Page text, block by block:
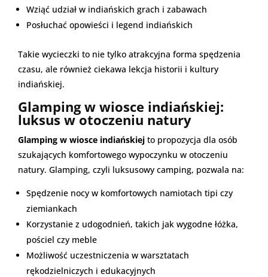
Wziąć udział w indiańskich grach i zabawach
Posłuchać opowieści i legend indiańskich
Takie wycieczki to nie tylko atrakcyjna forma spędzenia
czasu, ale również ciekawa lekcja historii i kultury
indiańskiej.
Glamping w wiosce indiańskiej:
luksus w otoczeniu natury
Glamping w wiosce indiańskiej to propozycja dla osób
szukających komfortowego wypoczynku w otoczeniu
natury. Glamping, czyli luksusowy camping, pozwala na:
Spędzenie nocy w komfortowych namiotach tipi czy
ziemiankach
Korzystanie z udogodnień, takich jak wygodne łóżka,
pościel czy meble
Możliwość uczestniczenia w warsztatach
rękodzielniczych i edukacyjnych